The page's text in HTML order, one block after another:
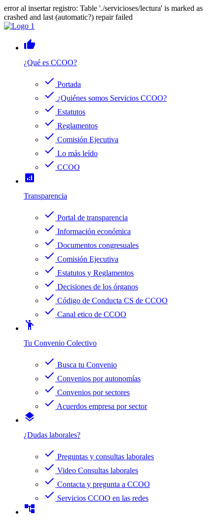
error al insertar registro: Table './servicioses/lectura' is marked as
crashed and last (automatic?) repair failed
thumb_up
¿Qué es CCOO?
check Portada
check ¿Quiénes somos Servicios CCOO?
check Estatutos
check Reglamentos
check Comisión Ejecutiva
check Lo más leído
check CCOO
analytics
Transparencia
check Portal de transparencia
check Información económica
check Documentos congresuales
check Comisión Ejecutiva
check Estatutos y Reglamentos
check Decisiones de los órganos
check Código de Conducta CS de CCOO
check Canal etico de CCOO
emoji_people
Tu Convenio Colectivo
check Busca tu Convenio
check Convenios por autonomías
check Convenios por sectores
check Acuerdos empresa por sector
layers
¿Dudas laborales?
check Preguntas y consultas laborales
check Video Consultas laborales
check Contacta y pregunta a CCOO
check Servicios CCOO en las redes
account_tree